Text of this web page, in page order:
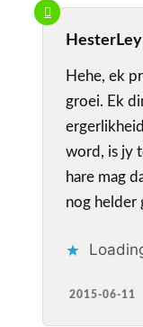
Hehe, ek
groei. Ek
word, is jy
hare mag
nog helder
2015-06-11